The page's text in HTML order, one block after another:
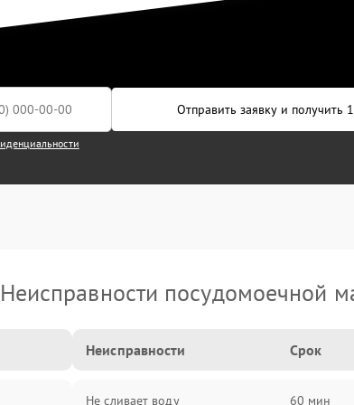
Отправить заявку и получить
Неисправности посудомоечной
Неисправности Срок
Не сливает воду 60 мин